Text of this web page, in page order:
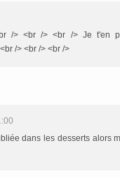
/> <br /> <br /> Je t'en
/> <br /> <br />
dans les desserts alors